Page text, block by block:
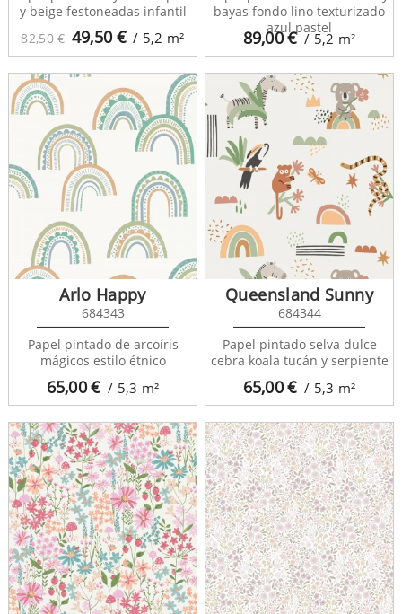
82,50 € 49,50€ / 5,2 m²
y beige festoneadas infantil
89,00€ / 5,2 m²
bayas fondo lino texturizado
azul pastel
65,00€ / 5,3 m²
Arlo Happy
684343
Papel pintado de arcoíris
mágicos estilo étnico
65,00€ / 5,3 m²
Queensland Sunny
684344
Papel pintado selva dulce
cebra koala tucán y serpiente